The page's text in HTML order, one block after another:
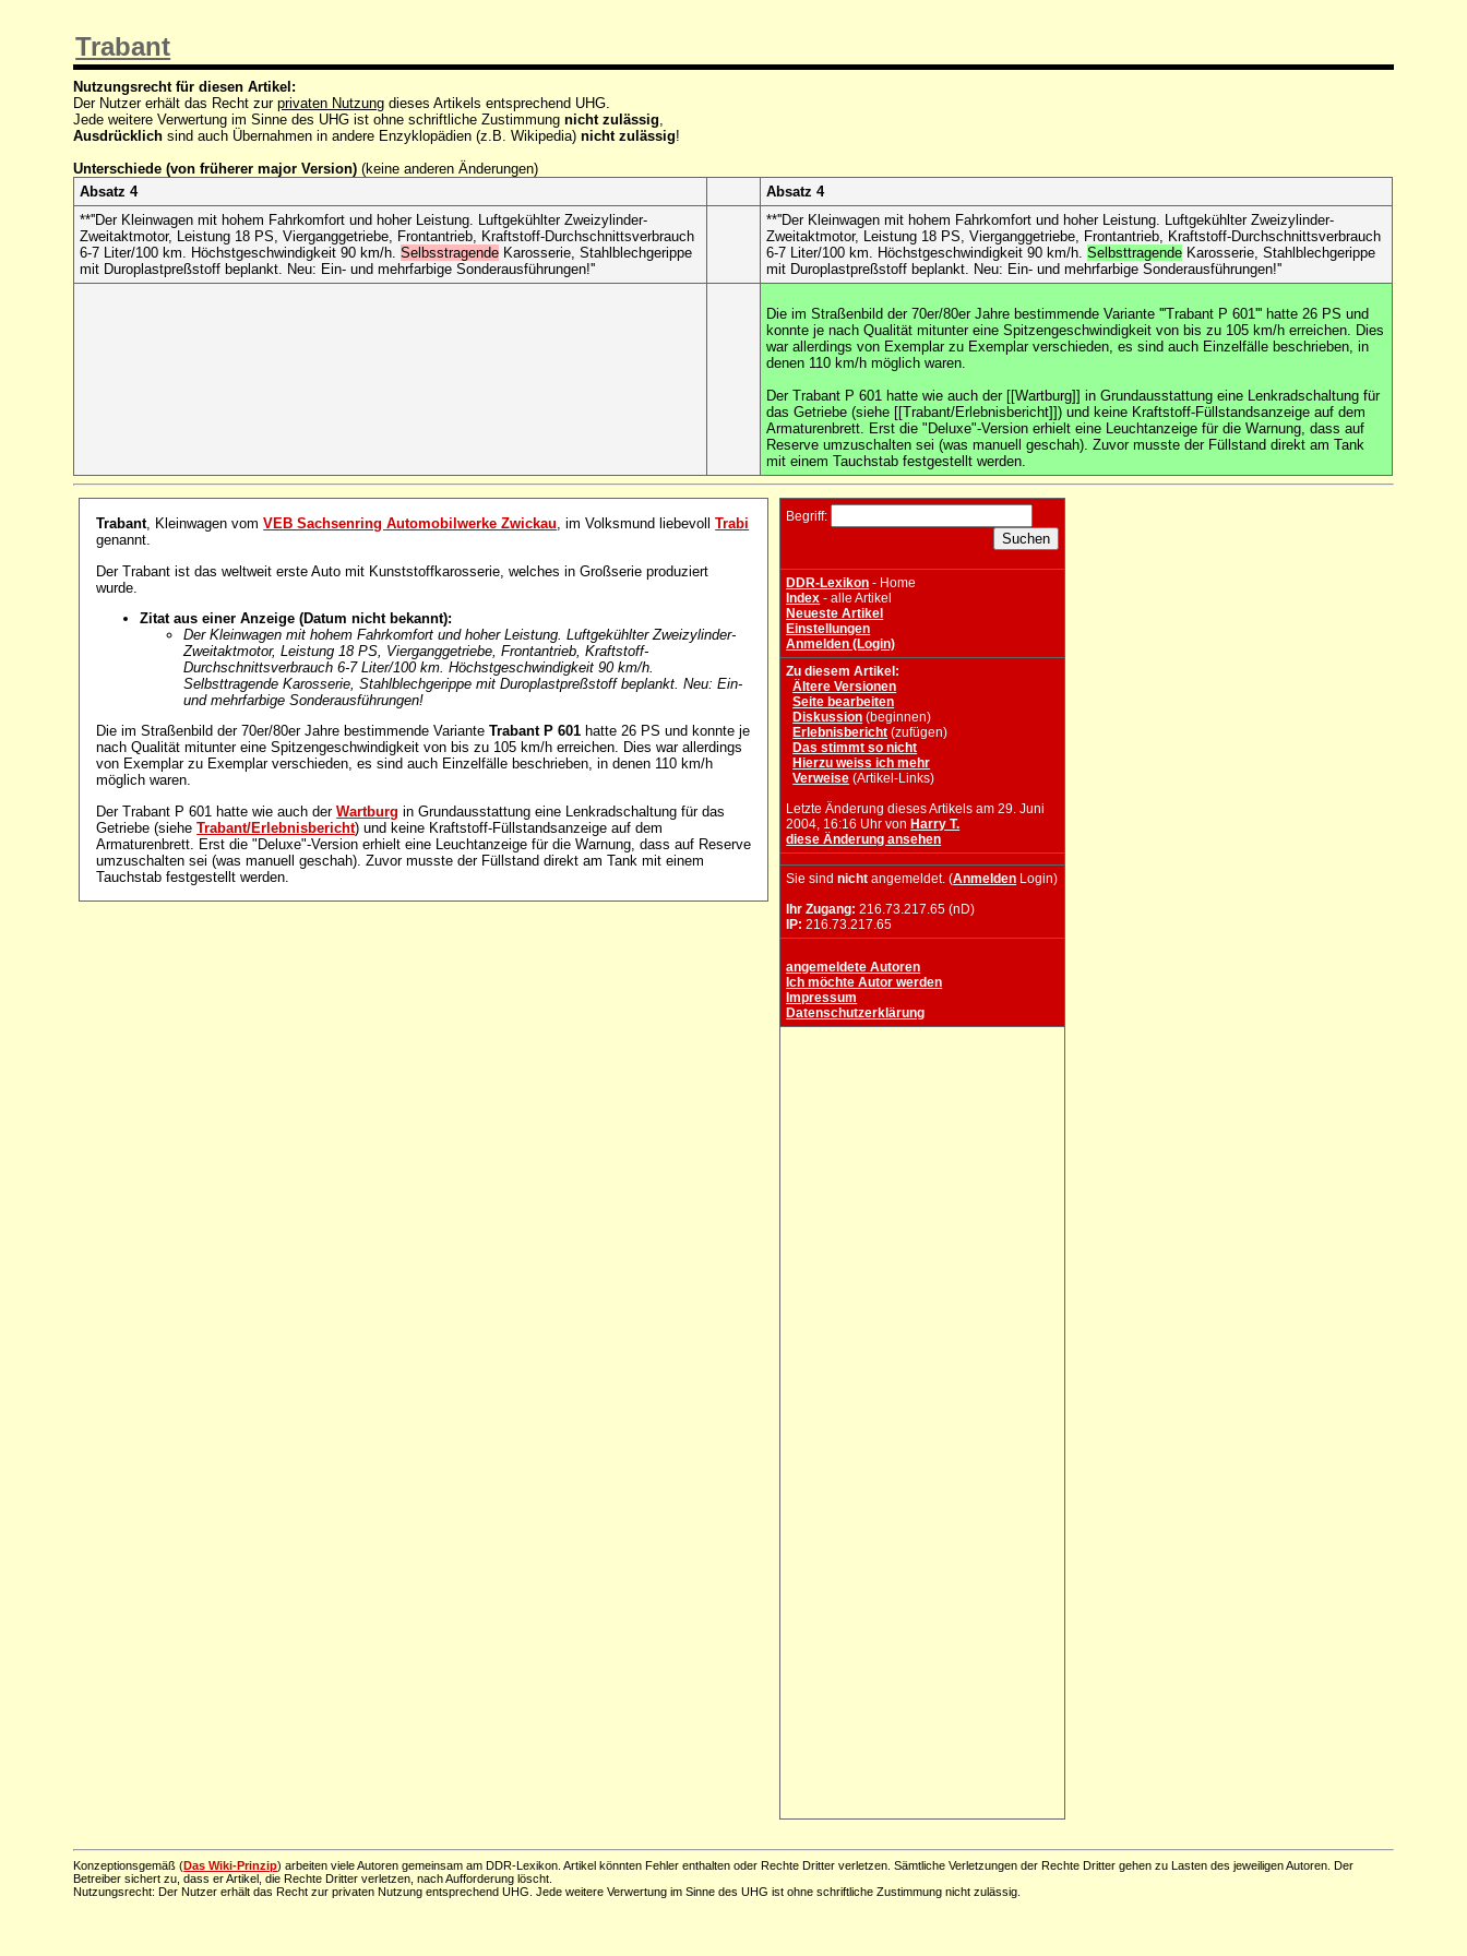
Trabant
Nutzungsrecht für diesen Artikel:
Der Nutzer erhält das Recht zurprivaten Nutzung dieses Artikels entsprechend UHG.
Jede weitere Verwertung im Sinne des UHG ist ohne schriftliche Zustimmungnicht zulässig
Ausdrücklich sind auch Übernahmen in andere Enzyklopädien (z.B. Wikipedia)nicht zulässig!
Unterschiede (von früherer major Version) (keine anderen Änderungen)
Absatz 4
Absatz 4
**''Der Kleinwagen mit hohem Fahrkomfort und hoher Leistung. Luftgekühlter Zweizylinder-
Zweitaktmotor, Leistung 18 PS, Vierganggetriebe, Frontantrieb, Kraftstoff-Durchschnittsverbrauch
6-7 Liter/100 km. Höchstgeschwindigkeit 90 km/h.Selbsstragende Karosserie, Stahlblechgerippe
mit Duroplastpreßstoff beplankt. Neu: Ein- und mehrfarbige Sonderausführungen!''
**''Der Kleinwagen mit hohem Fahrkomfort und hoher Leistung. Luftgekühlter Zweizylinder-
Zweitaktmotor, Leistung 18 PS, Vierganggetriebe, Frontantrieb, Kraftstoff-Durchschnittsverbrauch
6-7 Liter/100 km. Höchstgeschwindigkeit 90 km/h.Selbsttragende Karosserie, Stahlblechgerippe
mit Duroplastpreßstoff beplankt. Neu: Ein- und mehrfarbige Sonderausführungen!''
Die im Straßenbild der 70er/80er Jahre bestimmende Variante '''Trabant P 601''' hatte 26 PS und
konnte je nach Qualität mitunter eine Spitzengeschwindigkeit von bis zu 105 km/h erreichen. Dies
war allerdings von Exemplar zu Exemplar verschieden, es sind auch Einzelfälle beschrieben, in
denen 110 km/h möglich waren.
Der Trabant P 601 hatte wie auch der [[Wartburg]] in Grundausstattung eine Lenkradschaltung für
das Getriebe (siehe [[Trabant/Erlebnisbericht]]) und keine Kraftstoff-Füllstandsanzeige auf dem
Armaturenbrett. Erst die "Deluxe"-Version erhielt eine Leuchtanzeige für die Warnung, dass auf
Reserve umzuschalten sei (was manuell geschah). Zuvor musste der Füllstand direkt am Tank
mit einem Tauchstab festgestellt werden.
Trabant, Kleinwagen vomVEB Sachsenring Automobilwerke Zwickau, im Volksmund liebevollTrabi
genannt.
Der Trabant ist das weltweit erste Auto mit Kunststoffkarosserie, welches in Großserie produziert
wurde.
Zitat aus einer Anzeige (Datum nicht bekannt):
Der Kleinwagen mit hohem Fahrkomfort und hoher Leistung. Luftgekühlter Zweizylinder-
Zweitaktmotor, Leistung 18 PS, Vierganggetriebe, Frontantrieb, Kraftstoff-
Durchschnittsverbrauch 6-7 Liter/100 km. Höchstgeschwindigkeit 90 km/h.
Selbsttragende Karosserie, Stahlblechgerippe mit Duroplastpreßstoff beplankt. Neu: Ein-
und mehrfarbige Sonderausführungen!
Die im Straßenbild der 70er/80er Jahre bestimmende VarianteTrabant P 601 hatte 26 PS und konnte je
nach Qualität mitunter eine Spitzengeschwindigkeit von bis zu 105 km/h erreichen. Dies war allerdings
von Exemplar zu Exemplar verschieden, es sind auch Einzelfälle beschrieben, in denen 110 km/h
möglich waren.
Der Trabant P 601 hatte wie auch derWartburg in Grundausstattung eine Lenkradschaltung für das
Getriebe (sieheTrabant/Erlebnisbericht) und keine Kraftstoff-Füllstandsanzeige auf dem
Armaturenbrett. Erst die "Deluxe"-Version erhielt eine Leuchtanzeige für die Warnung, dass auf Reserve
umzuschalten sei (was manuell geschah). Zuvor musste der Füllstand direkt am Tank mit einem
Tauchstab festgestellt werden.
Begriff:
DDR-Lexikon - Home
Index - alle Artikel
Neueste Artikel
Einstellungen
Anmelden (Login)
Zu diesem Artikel:
Ältere Versionen
Seite bearbeiten
Diskussion (beginnen)
Erlebnisbericht (zufügen)
Das stimmt so nicht
Hierzu weiss ich mehr
Verweise (Artikel-Links)
Letzte Änderung dieses Artikels am 29. Juni
2004, 16:16 Uhr von Harry T.
diese Änderung ansehen
Sie sindnicht angemeldet. (Anmelden Login)
Ihr Zugang: 216.73.217.65 (nD)
IP: 216.73.217.65
angemeldete Autoren
Ich möchte Autor werden
Impressum
Datenschutzerklärung
Konzeptionsgemäß (Das Wiki-Prinzip) arbeiten viele Autoren gemeinsam am DDR-Lexikon. Artikel könnten Fehler enthalten oder Rechte Dritter verletzen. Sämtliche Verletzungen der Rechte Dritter gehen zu Lasten des jeweiligen Autoren. Der
Betreiber sichert zu, dass er Artikel, die Rechte Dritter verletzen, nach Aufforderung löscht.
Nutzungsrecht: Der Nutzer erhält das Recht zur privaten Nutzung entsprechend UHG. Jede weitere Verwertung im Sinne des UHG ist ohne schriftliche Zustimmung nicht zulässig.